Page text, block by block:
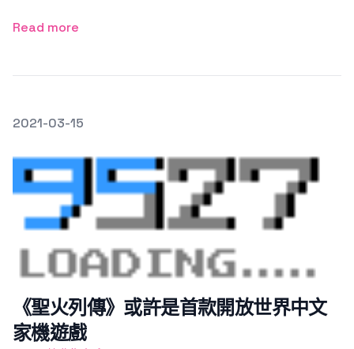
Read more
發文於
2021-03-15
《聖火列傳》或許是首款開放世界中文
家機遊戲